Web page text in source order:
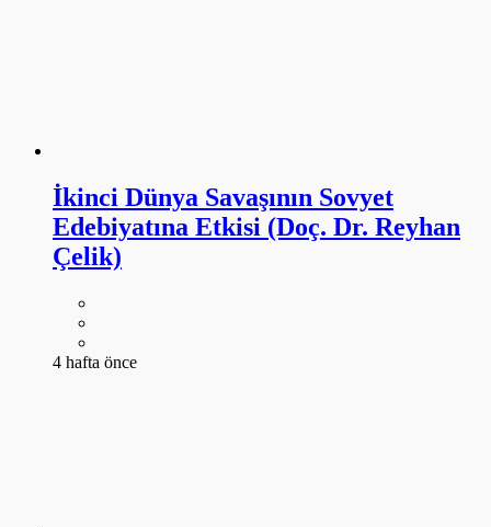
İkinci Dünya Savaşının Sovyet
Edebiyatına Etkisi (Doç. Dr. Reyhan
Çelik)
4 hafta önce